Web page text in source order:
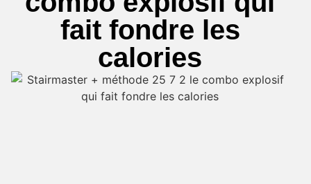
fait fondre les
calories